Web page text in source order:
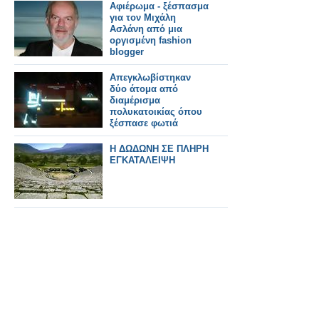
Αφιέρωμα - ξέσπασμα
για τον Μιχάλη
Ασλάνη από μια
οργισμένη fashion
blogger
Απεγκλωβίστηκαν
δύο άτομα από
διαμέρισμα
πολυκατοικίας όπου
ξέσπασε φωτιά
Η ΔΩΔΩΝΗ ΣΕ ΠΛΗΡΗ
ΕΓΚΑΤΑΛΕΙΨΗ